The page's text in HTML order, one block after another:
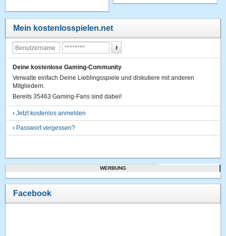
Mein kostenlosspielen.net
Deine kostenlose Gaming-Community
Verwalte einfach Deine Lieblingsspiele und diskutiere mit anderen
Mitgliedern.
Bereits 35463 Gaming-Fans sind dabei!
›Jetzt kostenlos anmelden
› Passwort vergessen?
WERBUNG
Facebook